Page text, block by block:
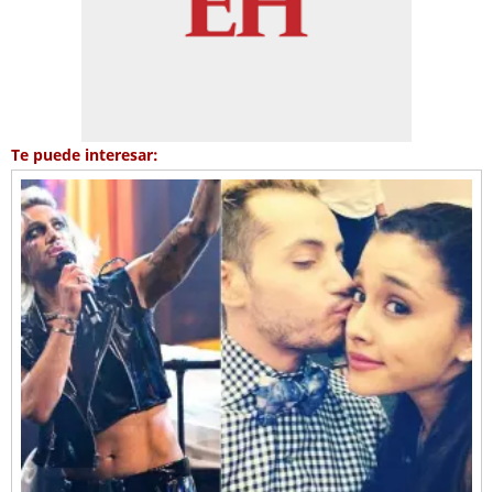
Te puede interesar: